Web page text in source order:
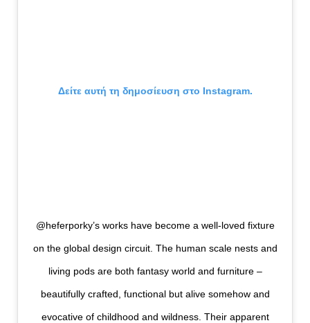
Δείτε αυτή τη δημοσίευση στο Instagram.
@heferporky’s works have become a well-loved fixture
on the global design circuit. The human scale nests and
living pods are both fantasy world and furniture –
beautifully crafted, functional but alive somehow and
evocative of childhood and wildness. Their apparent